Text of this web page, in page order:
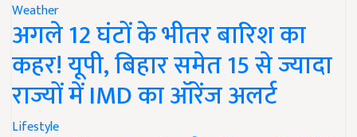
Weather
अगले 12 घंटों के भीतर बारिश का
कहर! यूपी, बिहार समेत 15 से ज्यादा
राज्यों में IMD का ऑरेंज अलर्ट
Lifestyle